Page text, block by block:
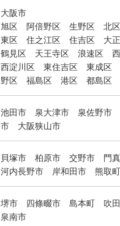
大阪市
旭区
阿倍野区 生野区 北区
東区
住之江区 住吉区 大
鶴見区
天王寺区 浪速区
西淀川区
東住吉区 東成区
野区
福島区 港区 都島区
池田市 泉大津市 泉佐野市
市
大阪狭山市
貝塚市 柏原市 交野市 門
河内長野市
岸和田市 熊取町
堺市 四條畷市 島本町 吹
泉南市